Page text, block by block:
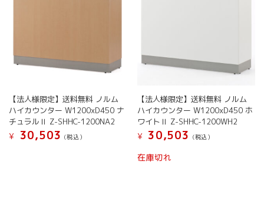
【法人様限定】送料無料 ノルム
ハイカウンター W1200xD450 ナ
チュラルⅡ Z-SHHC-1200NA2
¥
30,503 (税込）
【法人様限定】送料無料 ノルム
ハイカウンター W1200xD450 ホ
ワイトⅡ Z-SHHC-1200WH2
¥
30,503 (税込）
在庫切れ